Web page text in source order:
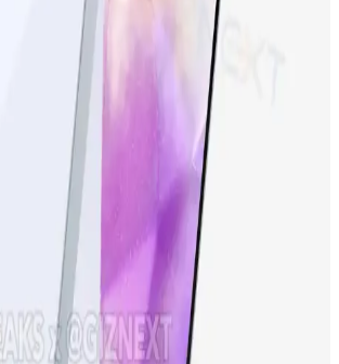
S23 FE: Yüksek Performans ve
Telefon Seçenekleri
FE, yüksek performans, gelişmiş kamera ve
fiyatlı yeni nesil akıllı telefon. Günlük
fotoğrafçılık için ideal seçenek.
Yeni Nesil Teknolojiler: Tasarım,
ekran, güçlü işlemci ve yenilikçi kamera
Tasarım ve performans açısından yeni
bu model, teknolojideki son trendleri
A36 Özellikleri ve Kullanıcı